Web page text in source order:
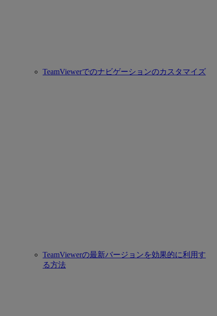
TeamViewerでのナビゲーションのカスタマイズ
TeamViewerの最新バージョンを効果的に利用す
る方法